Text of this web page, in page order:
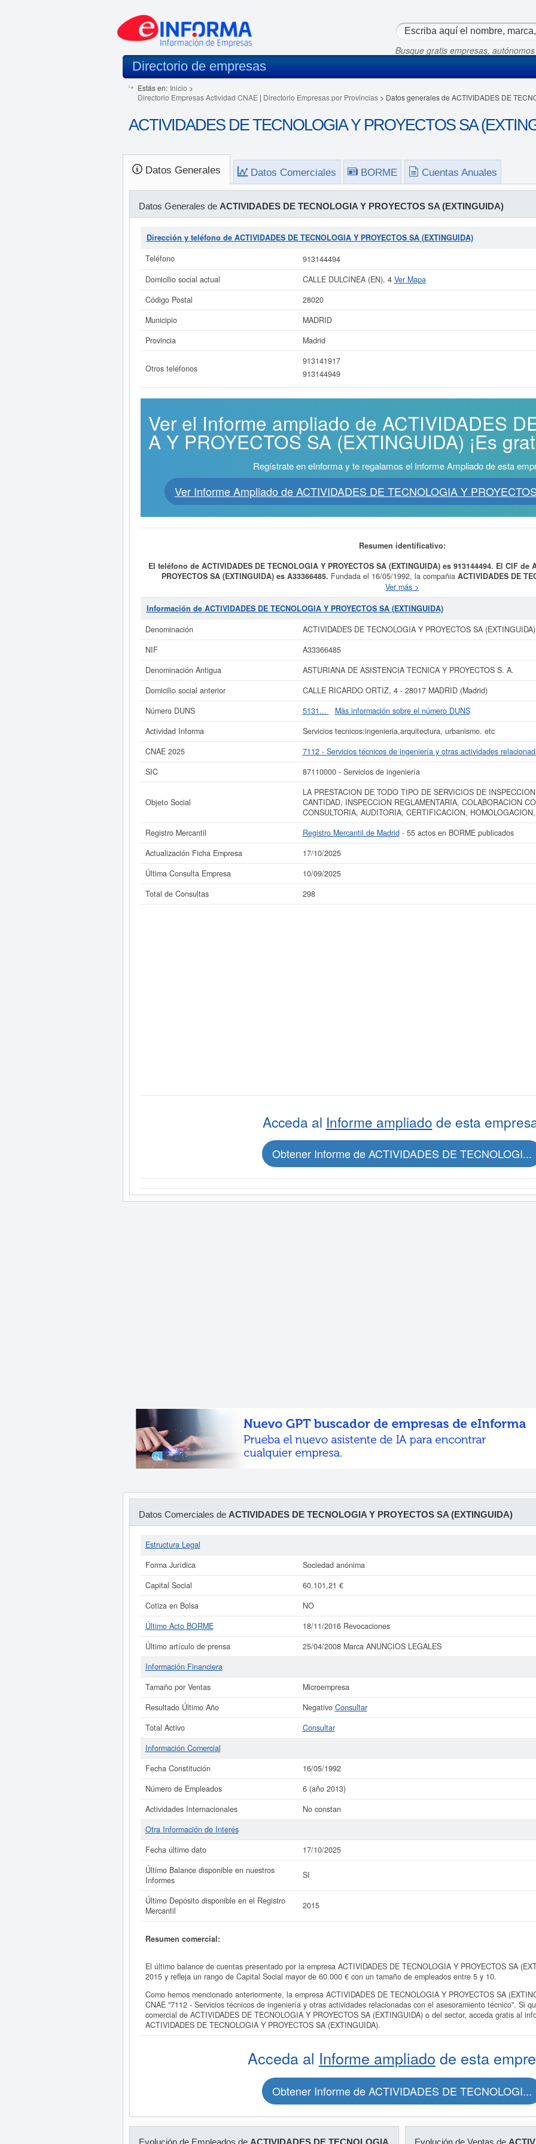
Busque gratis empresas,
Directorio de empresas
Estás en: Inicio >
Directorio Empresas Actividad CNAE | Directorio Empresas por Provincias> Datos generales de ACTIVIDADES DE
ACTIVIDADES DE TECNOLOGIA Y PROYECTOS SA
Datos Generales Datos Comerciales BORME Cuentas Anuales
Datos Generales de ACTIVIDADES DE TECNOLOGIA Y PROYECTOS SA (EXTINGUIDA)
Dirección y teléfono de ACTIVIDADES DE TECNOLOGIA Y PROYECTOS SA (EXTINGUIDA)
Teléfono
913144494
Domicilio social actual
CALLE DULCINEA (EN), 4 Ver Mapa
Código Postal
28020
Municipio
MADRID
Provincia
Madrid
Otros teléfonos
913141917
913144949
Ver el Informe ampliado de ACTIVIDADES
A Y PROYECTOS SA (EXTINGUIDA) ¡Es
Regístrate en eInforma y te regalamos el Informe Ampliado de esta
Ver Informe Ampliado de ACTIVIDADES DE TECNOLOGIA Y
Resumen identificativo:
El teléfono de ACTIVIDADES DE TECNOLOGIA Y PROYECTOS SA (EXTINGUIDA) es 913144494. El CIF de
PROYECTOS SA (EXTINGUIDA) es A33366485. Fundada el 16/05/1992, la compañia ACTIVIDADES DE
tiene como finalidad LA PRESTACION DE TODO TIPO DE SERVICIOS DE INSPECCION Y
INSPECCION REGLAMENTARIA, COLABORACION CON LA ADMINISTRACION, CONSULTORIA, AUDITORIA,
FORMACION. . Su categoría CNAE es 7112 - Servicios técnicos de ingeniería y otras actividades
actividad de la clasificación del Sistema Internacional de Clasificación de empresas corresponde al número
ACTIVIDADES DE TECNOLOGIA Y PROYECTOS SA (EXTINGUIDA)es de un total de 6.ACTIVIDADES DE
cuenta con un total de 298 consultas. Su última consulta se ha producido el 10/09/2025. Puede
para esta empresa y otras similares en esta misma página. El rango del capital social es mayor de 60.000 €.
Si está interesado en conocer más datos de la empresa ACTIVIDADES DE TECNOLOGIA Y PROYECTOS
inmediatamente a este Informe ampliado
de ACTIVIDADES DE TECNOLOGIA Y PROYECTOS SA
años de actividad, así como los balances y cuentas de resultados disponibles.
La última actualización del informe de empresa se ha realizado el 17/10/2025.
Ver más >
Información de ACTIVIDADES DE TECNOLOGIA Y PROYECTOS SA (EXTINGUIDA)
Denominación
ACTIVIDADES DE TECNOLOGIA Y PROYECTOS SA (EXTINGUIDA)
NIF
A33366485
Denominación Antigua
ASTURIANA DE ASISTENCIA TECNICA Y PROYECTOS S. A.
Domicilio social anterior
CALLE RICARDO ORTIZ, 4 - 28017 MADRID (Madrid)
Número DUNS
5131...
Más información sobre el número DUNS
Actividad Informa
Servicios tecnicos:ingenieria,arquitectura, urbanismo. etc
CNAE 2025
7112 - Servicios técnicos de ingeniería y otras actividades
SIC
87110000 - Servicios de ingeniería
Objeto Social
LA PRESTACION DE TODO TIPO DE SERVICIOS DE
CANTIDAD, INSPECCION REGLAMENTARIA, COLABORACION
CONSULTORIA, AUDITORIA, CERTIFICACION,
Registro Mercantil
Registro Mercantil de Madrid- 55 actos en BORME publicados
Actualización Ficha Empresa
17/10/2025
Última Consulta Empresa
10/09/2025
Total de Consultas
298
Acceda al Informe ampliado de esta
Obtener Informe de ACTIVIDADES DE TECNOLOGI...
Datos Comerciales de ACTIVIDADES DE TECNOLOGIA Y PROYECTOS SA (EXTINGUIDA)
Estructura Legal
Forma Jurídica
Sociedad anónima
Capital Social
60.101,21 €
Cotiza en Bolsa
NO
Último Acto BORME
18/11/2016 Revocaciones
Último artículo de prensa
25/04/2008 Marca ANUNCIOS LEGALES
Información Financiera
Tamaño por Ventas
Microempresa
Resultado Último Año
Negativo Consultar
Total Activo
Consultar
Información Comercial
Fecha Constitución
16/05/1992
Número de Empleados
6 (año 2013)
Actividades Internacionales
No constan
Otra Información de Interés
Fecha último dato
17/10/2025
Último Balance disponible en nuestros
Informes
SI
Último Depósito disponible en el Registro
Mercantil
2015
Resumen comercial:
El último balance de cuentas presentado por la empresa ACTIVIDADES DE TECNOLOGIA Y PROYECTOS SA
2015 y refleja un rango de Capital Social mayor de 60.000 € con un tamaño de empleados entre 5 y 10.
Como hemos mencionado anteriormente, la empresa ACTIVIDADES DE TECNOLOGIA Y PROYECTOS SA
CNAE "7112 - Servicios técnicos de ingeniería y otras actividades relacionadas con el asesoramiento técnico". Si
comercial de ACTIVIDADES DE TECNOLOGIA Y PROYECTOS SA (EXTINGUIDA) o del sector, acceda gratis al
ACTIVIDADES DE TECNOLOGIA Y PROYECTOS SA (EXTINGUIDA).
Acceda al Informe ampliado de esta
Obtener Informe de ACTIVIDADES DE TECNOLOGI...
Evolución de Empleados de ACTIVIDADES DE TECNOLOGIA Evolución de Ventas de